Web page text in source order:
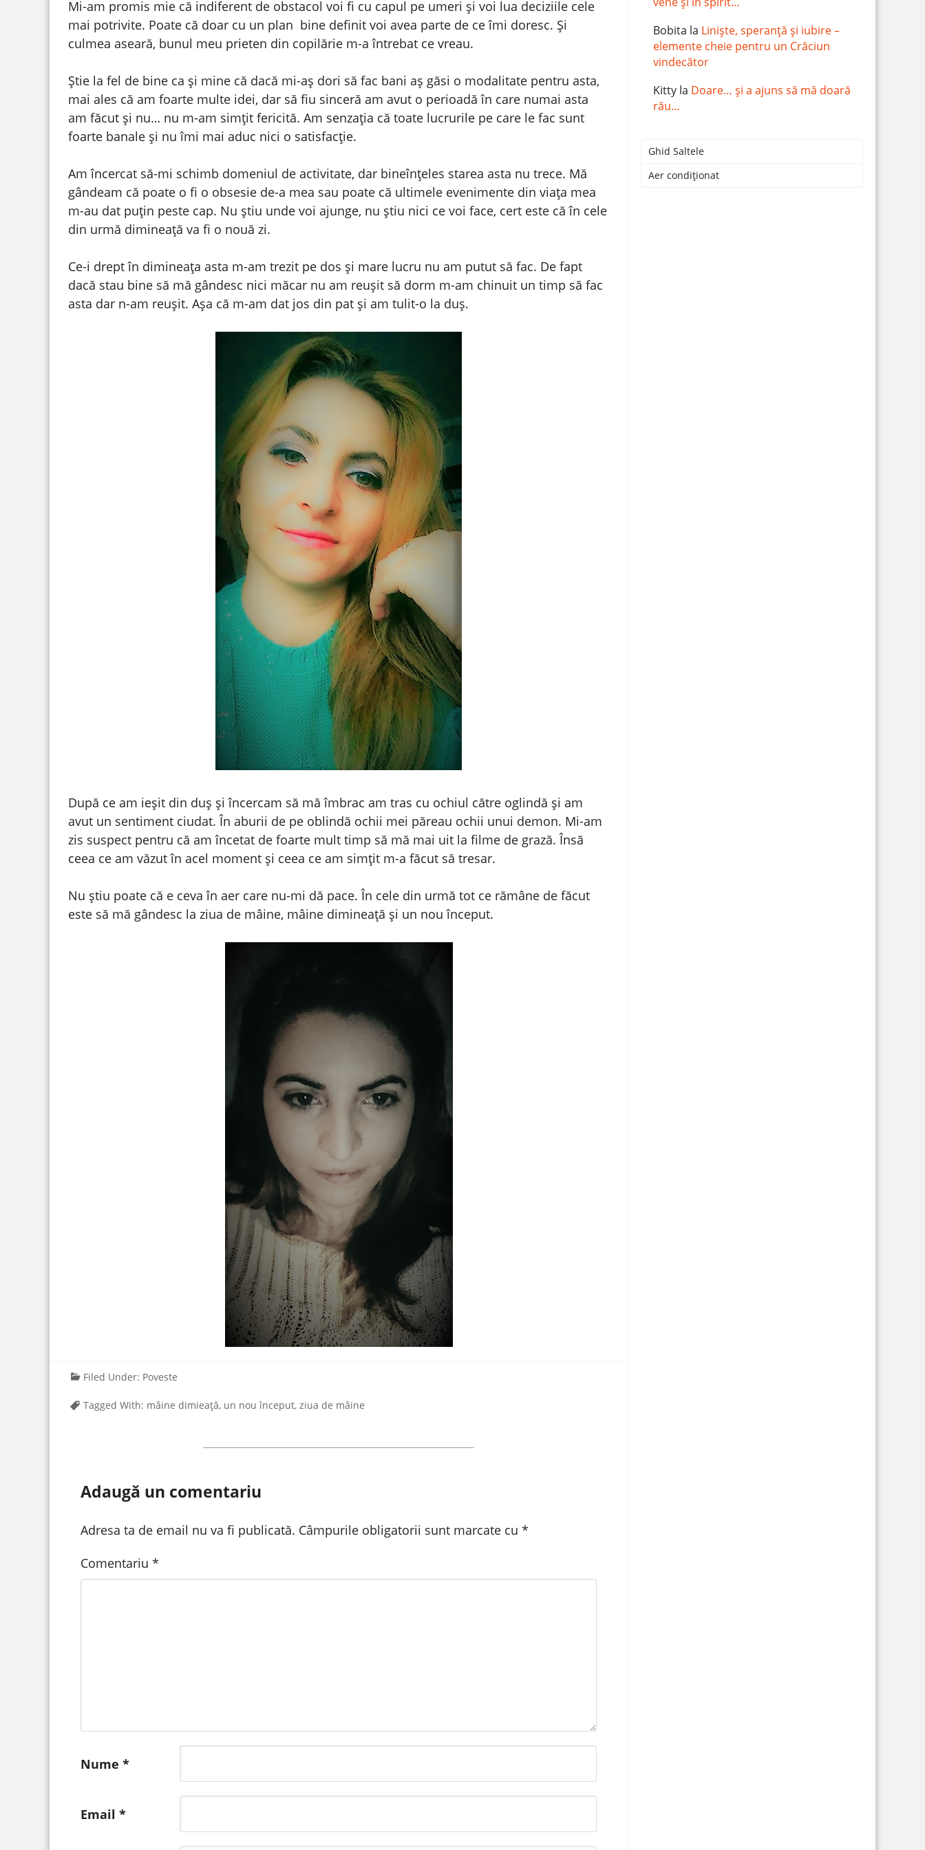
Mi-am promis mie că indiferent de obstacol voi fi cu capul pe umeri și voi lua deciziile cele
mai potrivite. Poate că doar cu un plan bine definit voi avea parte de ce îmi doresc. Și
culmea aseară, bunul meu prieten din copilărie m-a întrebat ce vreau.
Știe la fel de bine ca și mine că dacă mi-aș dori să fac bani aș găsi o modalitate pentru asta,
mai ales că am foarte multe idei, dar să fiu sinceră am avut o perioadă în care numai asta
am făcut și nu… nu m-am simțit fericită. Am senzația că toate lucrurile pe care le fac sunt
foarte banale și nu îmi mai aduc nici o satisfacție.
Am încercat să-mi schimb domeniul de activitate, dar bineînțeles starea asta nu trece. Mă
gândeam că poate o fi o obsesie de-a mea sau poate că ultimele evenimente din viața mea
m-au dat puțin peste cap. Nu știu unde voi ajunge, nu știu nici ce voi face, cert este că în cele
din urmă dimineață va fi o nouă zi.
Ce-i drept în dimineața asta m-am trezit pe dos și mare lucru nu am putut să fac. De fapt
dacă stau bine să mă gândesc nici măcar nu am reușit să dorm m-am chinuit un timp să fac
asta dar n-am reușit. Așa că m-am dat jos din pat și am tulit-o la duș.
După ce am ieșit din duș și încercam să mă îmbrac am tras cu ochiul către oglindă și am
avut un sentiment ciudat. În aburii de pe oblindă ochii mei păreau ochii unui demon. Mi-am
zis suspect pentru că am încetat de foarte mult timp să mă mai uit la filme de grază. Însă
ceea ce am văzut în acel moment și ceea ce am simțit m-a făcut să tresar.
Nu știu poate că e ceva în aer care nu-mi dă pace. În cele din urmă tot ce rămâne de făcut
este să mă gândesc la ziua de mâine, mâine dimineață și un nou început.
Filed Under: Poveste
Tagged With: mâine dimieață, un nou început, ziua de mâine
Adaugă un comentariu
Adresa ta de email nu va fi publicată. Câmpurile obligatorii sunt marcate cu *
Comentariu *
Nume *
Email *
Bobita la Liniște, speranță și iubire –
elemente cheie pentru un Crăciun
vindecător
Kitty la Doare… și a ajuns să mă doară
rău…
Ghid Saltele
Aer condiționat